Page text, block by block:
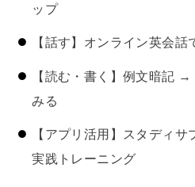
ップ
【話す】オンライン英会話
【読む・書く】例文暗記
みる
【アプリ活用】スタディ
実践トレーニング